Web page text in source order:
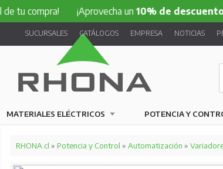
¡Aprovecha un10% de descuentoen el
SUCURSALES CATÁLOGOS EMPRESA NOTICIAS
MATERIALES ELÉCTRICOS POTENCIA Y
RHONA.cl » Potencia y Control » Automatización »